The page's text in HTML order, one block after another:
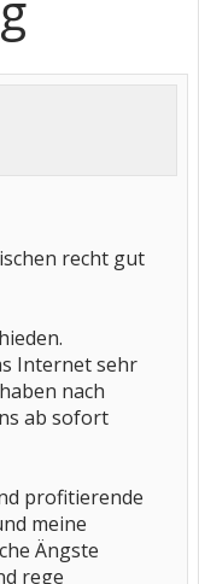
recht gut
Internet sehr
nach
ab sofort
profitierende
meine
Ängste
rege